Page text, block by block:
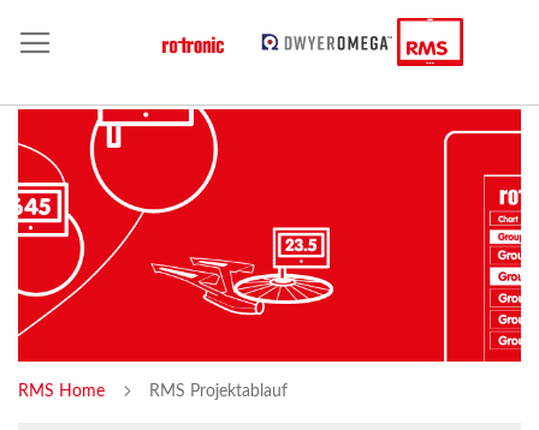
RMS Home RMS Projektablauf